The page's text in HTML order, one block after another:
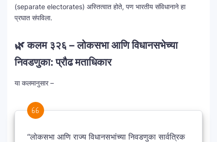
(separate electorates) अस्तित्वात होते, पण भारतीय संविधानाने हा
प्रघात संपविला.
🌿 कलम ३२६ – लोकसभा आणि विधानसभेच्या
निवडणुका: प्रौढ मताधिकार
या कलमानुसार –
“लोकसभा आणि राज्य विधानसभांच्या निवडणुका सार्वत्रिक